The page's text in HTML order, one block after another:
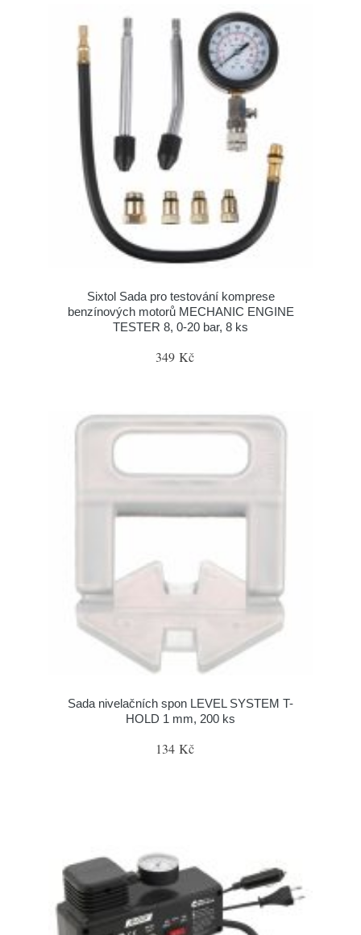
Sixtol Sada pro testování komprese
benzínových motorů MECHANIC ENGINE
TESTER 8, 0-20 bar, 8 ks
349 Kč
Sada nivelačních spon LEVEL SYSTEM T-
HOLD 1 mm, 200 ks
134 Kč